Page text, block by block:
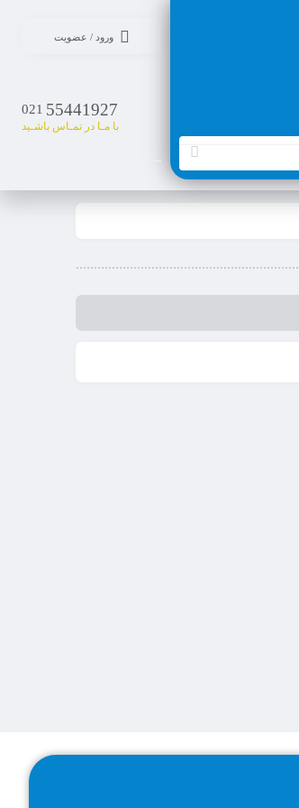
ورود / عضویت
55441927
021
با مـا در تمـاس باشـید